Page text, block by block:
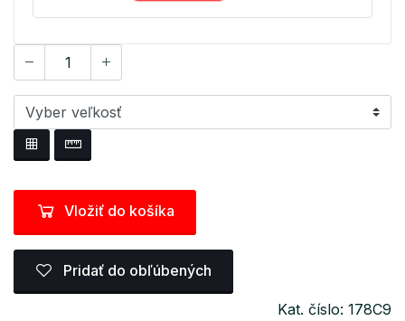
Vložiť do košíka
Pridať do obľúbených
Kat. číslo: 178C9